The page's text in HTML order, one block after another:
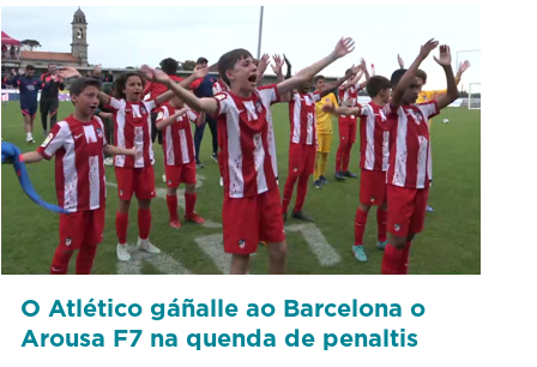
O Atlético gáñalle ao Barcelona o
Arousa F7 na quenda de penaltis